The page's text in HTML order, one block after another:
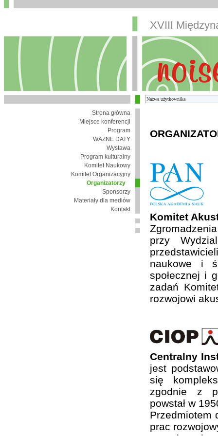
XVIII
Strona główna
Miejsce konferencji
Program
WAŻNE DATY
Wystawa
Program kulturalny
Komitet Naukowy
Komitet Organizacyjny
Organizatorzy
Sponsorzy
Materiały dla mediów
Kontakt
Komitet
przy
naukowe i
społecznej i
zadań
rozwojowi
Centralny
jest
się
zgodnie z
powstał w
Przedmiotem
prac